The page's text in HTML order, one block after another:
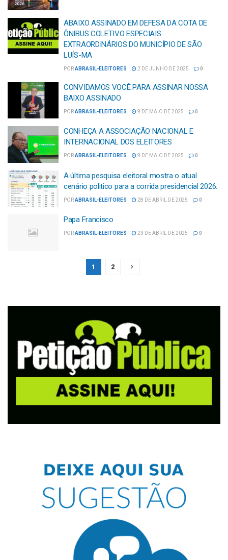
ABAIXO ASSINADO EM DEFESA DA COTA DE
ÔNIBUS COLETIVO ESPECIAIS
EXTRAORDINÁRIOS DO MUNICÍPIO DE SÃO
LUÍS-MA
PORABRASIL-ELEITORES 2 DE JUNHO DE 2025 0
CONVIDAMOS VOCÊ PARA ASSINAR NOSSA
BAIXO ASSINADO
PORABRASIL-ELEITORES 9 DE MAIO DE 2025 0
CONHEÇA A ASSOCIAÇÃO NACIONAL E
INTERNACIONAL DOS ELEITORES
PORABRASIL-ELEITORES 9 DE MAIO DE 2025 0
A última pesquisa eleitoral mostra o atual
cenário politico para a corrida presidencial 2026.
PORABRASIL-ELEITORES 28 DE ABRIL DE 2025 0
Papa Francisco
PORABRASIL-ELEITORES 23 DE ABRIL DE 2025 0
1 2